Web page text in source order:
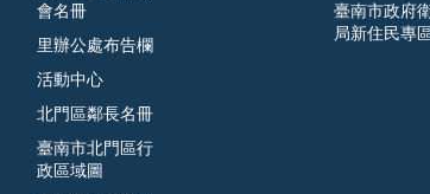
會名冊
里辦公處布告欄
活動中心
北門區鄰長名冊
臺南市北門區行
政區域圖
臺南市政府
局新住民專